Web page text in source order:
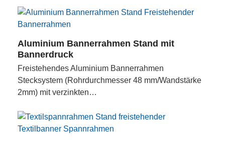
Aluminium Bannerrahmen Stand mit
Bannerdruck
Freistehendes Aluminium Bannerrahmen
Stecksystem (Rohrdurchmesser 48 mm/Wandstärke
2mm) mit verzinkten…